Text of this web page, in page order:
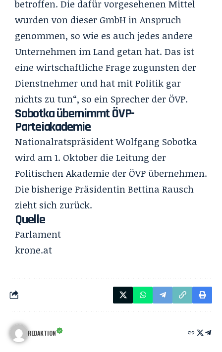
betroffen. Die dafür vorgesehenen Mittel
wurden von dieser GmbH in Anspruch
genommen, so wie es auch jedes andere
Unternehmen im Land getan hat. Das ist
eine wirtschaftliche Frage zugunsten der
Dienstnehmer und hat mit Politik gar
nichts zu tun“, so ein Sprecher der ÖVP.
Sobotka übernimmt ÖVP-
Parteiakademie
Nationalratspräsident Wolfgang Sobotka
wird am 1. Oktober die Leitung der
Politischen Akademie der ÖVP übernehmen.
Die bisherige Präsidentin Bettina Rausch
zieht sich zurück.
Quelle
Parlament
krone.at
REDAKTION